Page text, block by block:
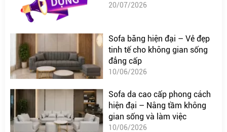
20/07/2026
Sofa băng hiện đại – Vẻ đẹp
tinh tế cho không gian sống
đẳng cấp
10/06/2026
Sofa da cao cấp phong cách
hiện đại – Nâng tầm không
gian sống và làm việc
10/06/2026